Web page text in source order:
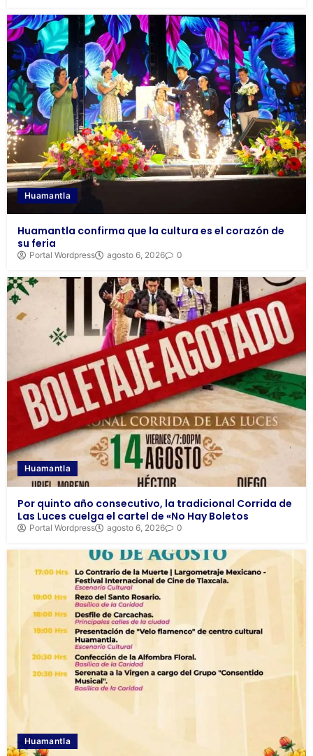
Huamantla
Huamantla confirma que la cultura es el corazón de
su feria
Portal Wordpress agosto 6, 2026 0
Huamantla
Por quinto año consecutivo, la tradicional Corrida de
Las Luces cuelga el cartel de «No Hay Boletos
Portal Wordpress agosto 6, 2026 0
Huamantla